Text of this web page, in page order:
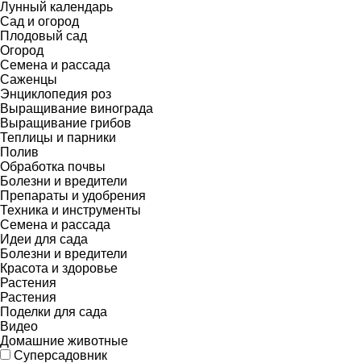
Лунный календарь
Сад и огород
Плодовый сад
Огород
Семена и рассада
Саженцы
Энциклопедия роз
Выращивание винограда
Выращивание грибов
Теплицы и парники
Полив
Обработка почвы
Болезни и вредители
Препараты и удобрения
Техника и инструменты
Семена и рассада
Идеи для сада
Болезни и вредители
Красота и здоровье
Растения
Растения
Поделки для сада
Видео
Домашние животные
Суперсадовник